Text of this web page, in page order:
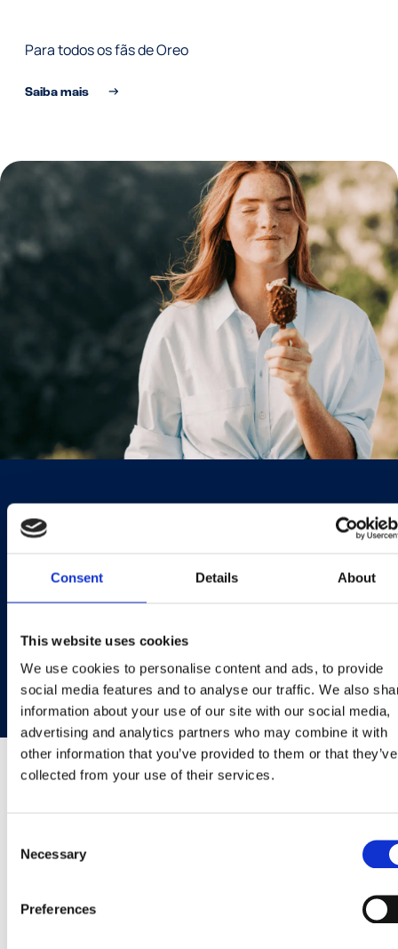
Consent Details About
This website uses cookies
We use cookies to personalise content and ads, to provide
social media features and to analyse our traffic. We also
information about your use of our site with our social media,
advertising and analytics partners who may combine it with
other information that you’ve provided to them or that they’ve
collected from your use of their services.
Selection
Necessary
Preferences
Para todos os fãs de Oreo
Saiba mais
Impulsionando o crescimento
sendo responsáveis com o
meio ambiente e a sociedade.
Sustentabilidade